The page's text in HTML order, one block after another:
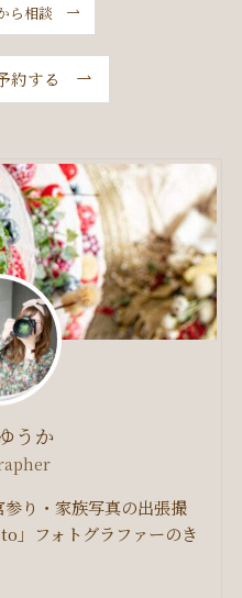
ら相談
約する
うか
り・家族写真の出張撮
フォトグラファーのき